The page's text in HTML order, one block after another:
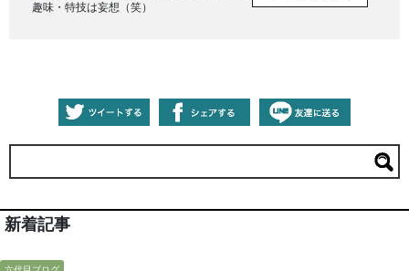
趣味・特技は妄想（笑）
新着記事
六代目ブログ